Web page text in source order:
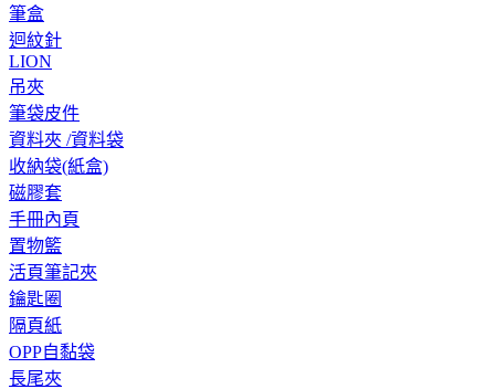
筆盒
迴紋針
LION
吊夾
筆袋皮件
資料夾 /資料袋
收納袋(紙盒)
磁膠套
手冊內頁
置物籃
活頁筆記夾
鑰匙圈
隔頁紙
OPP自黏袋
長尾夾